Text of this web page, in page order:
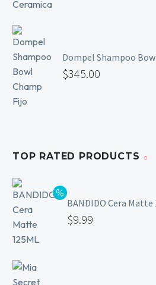
Dompel Shampoo
$345.00
TOP RATED PRODUCTS
BANDIDO Cera Matte
$9.99